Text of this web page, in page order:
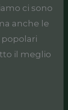
ci sono
anche le
il meglio